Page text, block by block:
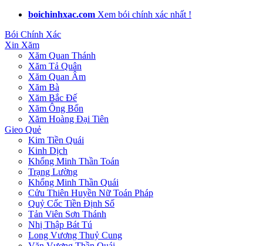
boichinhxac.com Xem bói chính xác nhất !
Bói Chính Xác
Xin Xăm
Xăm Quan Thánh
Xăm Tả Quân
Xăm Quan Âm
Xăm Bà
Xăm Bắc Đế
Xăm Ông Bổn
Xăm Hoàng Đại Tiên
Gieo Quẻ
Kim Tiền Quái
Kinh Dịch
Khổng Minh Thần Toán
Trạng Lường
Khổng Minh Thần Quái
Cửu Thiên Huyền Nữ Toán Pháp
Quỷ Cốc Tiền Định Số
Tản Viên Sơn Thánh
Nhị Thập Bát Tú
Long Vương Thuỷ Cung